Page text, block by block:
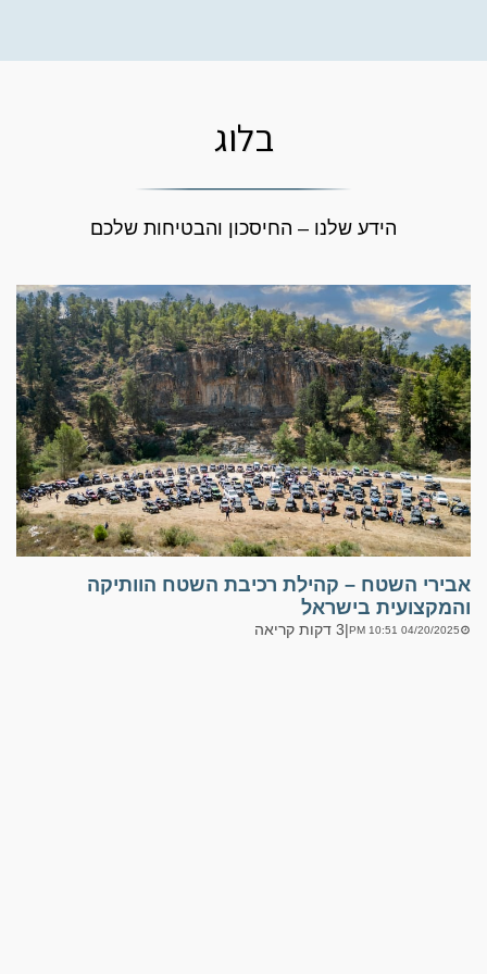
בלוג
הידע שלנו – החיסכון והבטיחות שלכם
אבירי השטח – קהילת רכיבת השטח הוותיקה
והמקצועית בישראל
04/20/2025 10:51 PM
|3 דקות קריאה